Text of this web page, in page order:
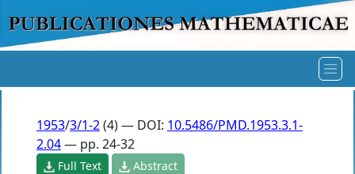
1953/3/1-2(4) — DOI: 10.5486/PMD.1953.3.1-
2.04— pp. 24-32
Full Text Abstract